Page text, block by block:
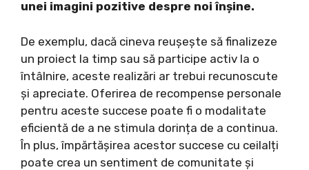
unei imagini pozitive despre noi înșine.
De exemplu, dacă cineva reușește să finalizeze
un proiect la timp sau să participe activ la o
întâlnire, aceste realizări ar trebui recunoscute
și apreciate. Oferirea de recompense personale
pentru aceste succese poate fi o modalitate
eficientă de a ne stimula dorința de a continua.
În plus, împărtășirea acestor succese cu ceilalți
poate crea un sentiment de comunitate și